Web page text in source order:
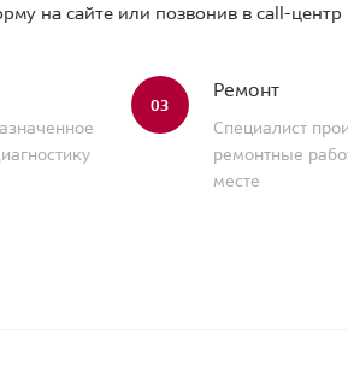
на сайте или позвонив в call-
03
Ремонт
Специалист
ремонтные
месте